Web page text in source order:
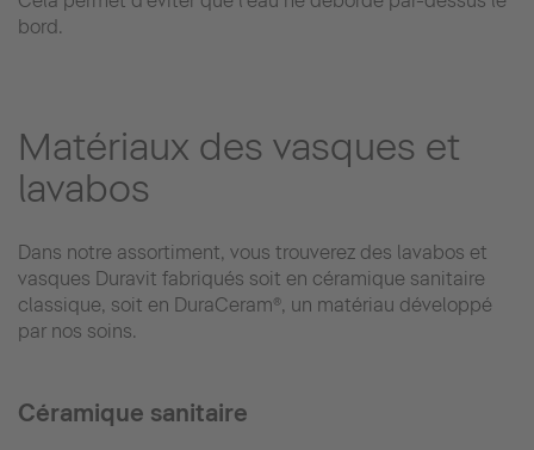
bord.
Matériaux des vasques et
lavabos
Dans notre assortiment, vous trouverez des lavabos et
vasques Duravit fabriqués soit en céramique sanitaire
classique, soit en DuraCeram®, un matériau développé
par nos soins.
Céramique sanitaire